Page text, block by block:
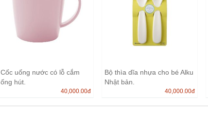
Cốc uống nước có lỗ cắm
ống hút.
40,000.00đ
Bộ thìa dĩa nhựa cho bé Alku
Nhật bản.
40,000.00đ